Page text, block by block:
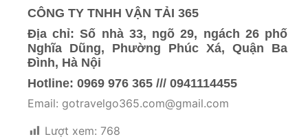
CÔNG TY TNHH VẬN TẢI 365
Địa chỉ: Số nhà 33, ngõ 29, ngách 26 phố
Nghĩa Dũng, Phường Phúc Xá, Quận Ba
Đình, Hà Nội
Hotline: 0969 976 365 /// 0941114455
Email: gotravelgo365.com@gmail.com
Lượt xem: 768